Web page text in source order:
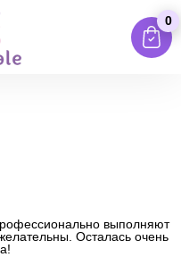
0
выполняют
Осталась очень